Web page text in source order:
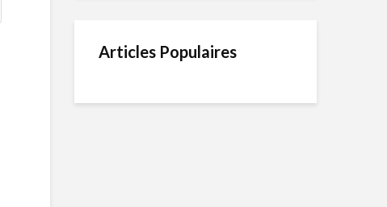
Articles Populaires